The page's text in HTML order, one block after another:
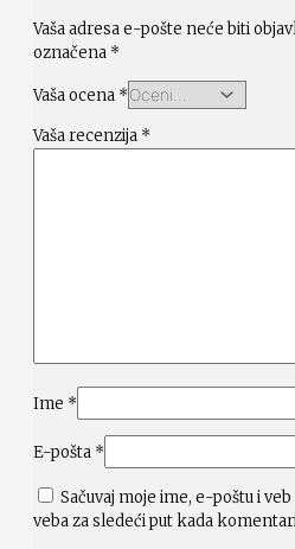
Vaša adresa e-pošte neće biti
označena *
Vaša ocena *
Vaša recenzija *
Ime *
E-pošta *
Sačuvaj moje ime, e-poštu i
veba za sledeći put kada